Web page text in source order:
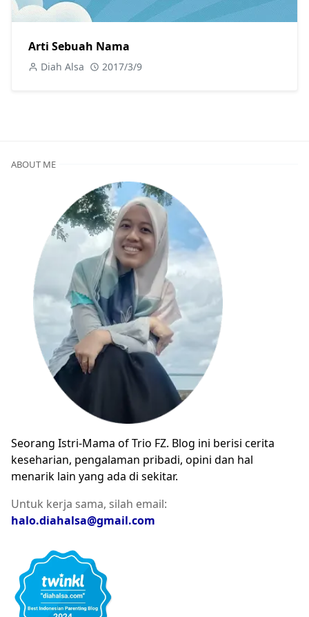
Arti Sebuah Nama
Diah Alsa 2017/3/9
ABOUT ME
Seorang Istri-Mama of Trio FZ. Blog ini berisi cerita
keseharian, pengalaman pribadi, opini dan hal
menarik lain yang ada di sekitar.
Untuk kerja sama, silah email:
halo.diahalsa@gmail.com